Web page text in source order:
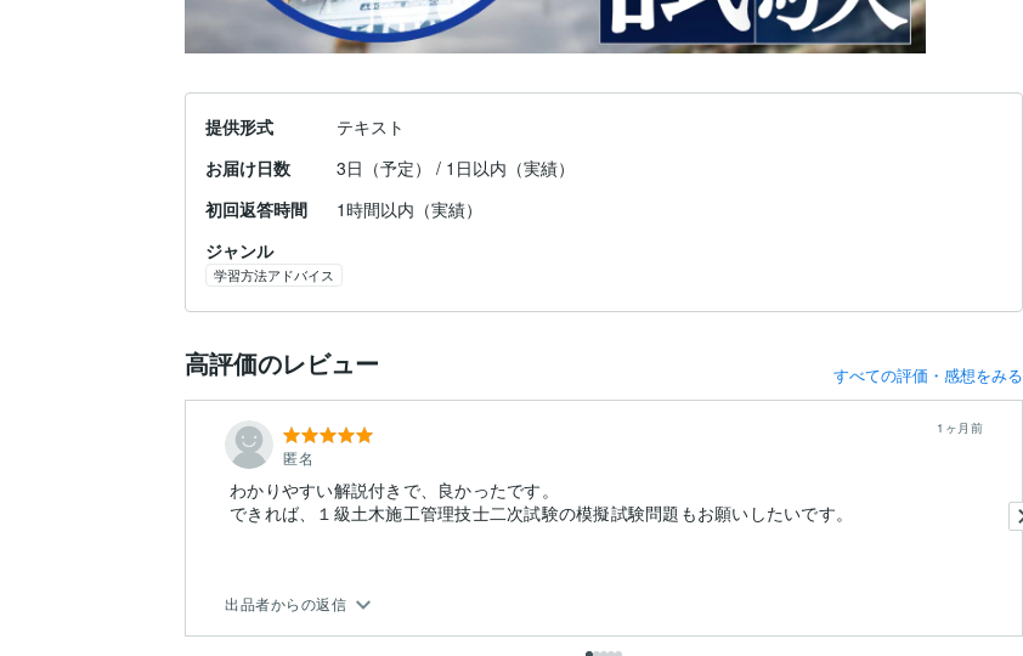
提供形式
テキスト
お届け日数
3日（予定） / 1日以内（実績）
初回返答時間
1時間以内（実績）
ジャンル
学習方法アドバイス
高評価のレビュー すべての評価・感想をみる
匿名
1ヶ月前
わかりやすい解説付きで、良かったです。
出品者からの返信